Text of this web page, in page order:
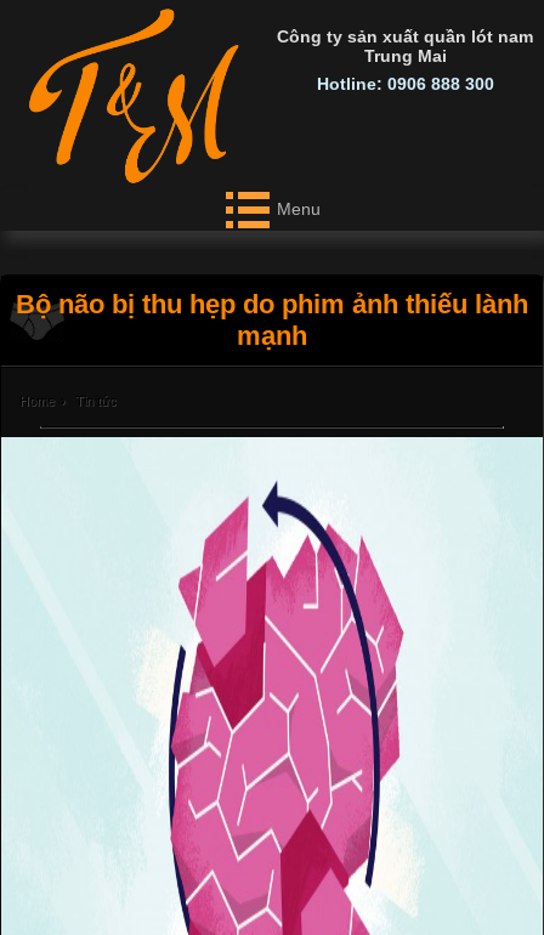
Công ty sản xuất quần lót nam
Trung Mai
Hotline: 0906 888 300
Menu
Bộ não bị thu hẹp do phim ảnh thiếu lành
mạnh
Home › Tin tức